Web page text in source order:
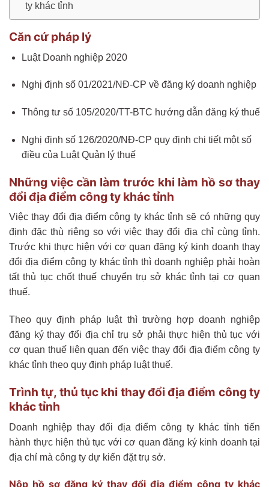
ty khác tỉnh
Căn cứ pháp lý
Luật Doanh nghiệp 2020
Nghị định số 01/2021/NĐ-CP về đăng ký doanh nghiệp
Thông tư số 105/2020/TT-BTC hướng dẫn đăng ký thuế
Nghị định số 126/2020/NĐ-CP quy định chi tiết một số
điều của Luật Quản lý thuế
Những việc cần làm trước khi làm hồ sơ thay
đổi địa điểm công ty khác tỉnh
Việc thay đổi địa điểm công ty khác tỉnh sẽ có những quy
định đặc thù riêng so với việc thay đổi địa chỉ cùng tỉnh.
Trước khi thực hiện với cơ quan đăng ký kinh doanh thay
đổi địa điểm công ty khác tỉnh thì doanh nghiệp phải hoàn
tất thủ tục chốt thuế chuyển trụ sở khác tỉnh tại cơ quan
thuế.
Theo quy định pháp luật thì trường hợp doanh nghiệp
đăng ký thay đổi địa chỉ trụ sở phải thực hiện thủ tục với
cơ quan thuế liên quan đến việc thay đổi địa điểm công ty
khác tỉnh theo quy định pháp luật thuế.
Trình tự, thủ tục khi thay đổi địa điểm công ty
khác tỉnh
Doanh nghiệp thay đổi địa điểm công ty khác tỉnh tiến
hành thực hiện thủ tục với cơ quan đăng ký kinh doanh tại
địa chỉ mà công ty dự kiến đặt trụ sở.
Nộp hồ sơ đăng ký thay đổi địa điểm công ty khác